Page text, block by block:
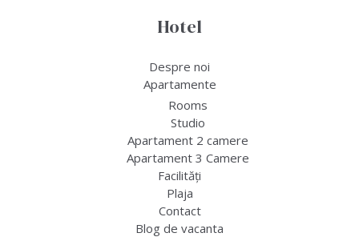
Hotel
Despre noi
Apartamente
Rooms
Studio
Apartament 2 camere
Apartament 3 Camere
Facilități
Plaja
Contact
Blog de vacanta